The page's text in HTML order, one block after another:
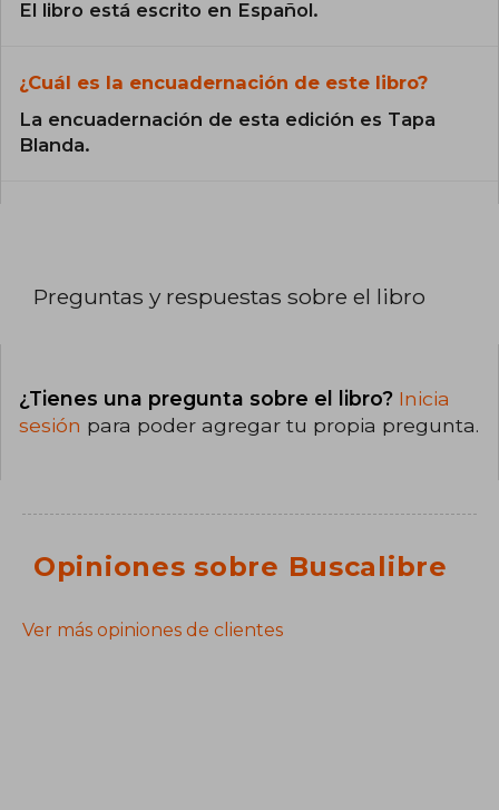
El libro está escrito en Español.
¿Cuál es la encuadernación de este libro?
La encuadernación de esta edición es Tapa
Blanda.
Preguntas y respuestas sobre el libro
¿Tienes una pregunta sobre el libro? Inicia
sesión para poder agregar tu propia pregunta.
Opiniones sobre Buscalibre
Ver más opiniones de clientes